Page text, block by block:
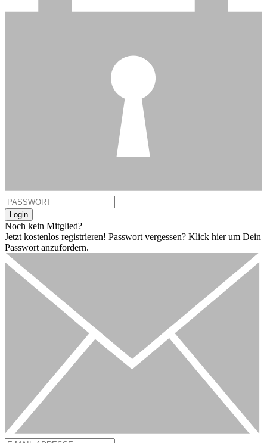
Login
Noch kein Mitglied?
Jetzt kostenlos registrieren! Passwort vergessen? Klick hierum Dein
Passwort anzufordern.